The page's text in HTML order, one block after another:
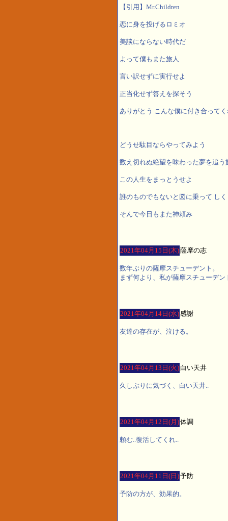
【引用】Mr.Children
恋に身を投げるロミオ
美談にならない時代だ
よって僕もまた旅人
言い訳せずに実行せよ
正当化せず答えを探そう
ありがとう こんな僕に付き合って
どうせ駄目ならやってみよう
数え切れぬ絶望を味わった夢を追う
この人生をまっとうせよ
誰のものでもないと図に乗って し
そんで今日もまた神頼み
2021年04月15日(木)薩摩の志
数年ぶりの薩摩スチューデント。
まず何より、私が薩摩スチューデン
2021年04月14日(水)感謝
友達の存在が、泣ける。
2021年04月13日(火) 白い天井
久しぶりに気づく、白い天井..
2021年04月12日(月)体調
頼む..復活してくれ..
2021年04月11日(日)予防
予防の方が、効果的。